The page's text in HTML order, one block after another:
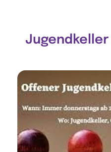
Jugendkeller